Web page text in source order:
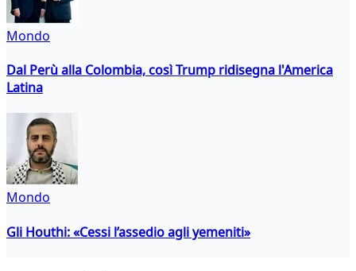
Mondo
Dal Perù alla Colombia, così Trump ridisegna l'America
Latina
Mondo
Gli Houthi: «Cessi l’assedio agli yemeniti»